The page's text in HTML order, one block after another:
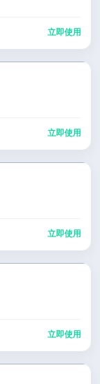
立即使用
立即使用
立即使用
立即使用